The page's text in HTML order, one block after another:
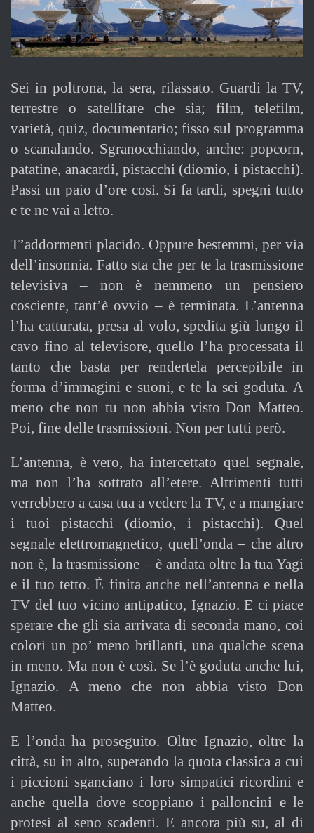
Sei in poltrona, la sera, rilassato. Guardi la TV,
terrestre o satellitare che sia; film, telefilm,
varietà, quiz, documentario; fisso sul programma
o scanalando. Sgranocchiando, anche: popcorn,
patatine, anacardi, pistacchi (diomio, i pistacchi).
Passi un paio d’ore così. Si fa tardi, spegni tutto
e te ne vai a letto.
T’addormenti placido. Oppure bestemmi, per via
dell’insonnia. Fatto sta che per te la trasmissione
televisiva – non è nemmeno un pensiero
cosciente, tant’è ovvio – è terminata. L’antenna
l’ha catturata, presa al volo, spedita giù lungo il
cavo fino al televisore, quello l’ha processata il
tanto che basta per rendertela percepibile in
forma d’immagini e suoni, e te la sei goduta. A
meno che non tu non abbia visto Don Matteo.
Poi, fine delle trasmissioni. Non per tutti però.
L’antenna, è vero, ha intercettato quel segnale,
ma non l’ha sottrato all’etere. Altrimenti tutti
verrebbero a casa tua a vedere la TV, e a mangiare
i tuoi pistacchi (diomio, i pistacchi). Quel
segnale elettromagnetico, quell’onda – che altro
non è, la trasmissione – è andata oltre la tua Yagi
e il tuo tetto. È finita anche nell’antenna e nella
TV del tuo vicino antipatico, Ignazio. E ci piace
sperare che gli sia arrivata di seconda mano, coi
colori un po’ meno brillanti, una qualche scena
in meno. Ma non è così. Se l’è goduta anche lui,
Ignazio. A meno che non abbia visto Don
Matteo.
E l’onda ha proseguito. Oltre Ignazio, oltre la
città, su in alto, superando la quota classica a cui
i piccioni sganciano i loro simpatici ricordini e
anche quella dove scoppiano i palloncini e le
protesi al seno scadenti. E ancora più su, al di